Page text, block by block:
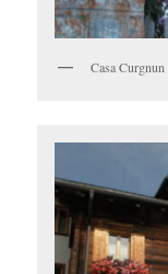
Casa Curgnun